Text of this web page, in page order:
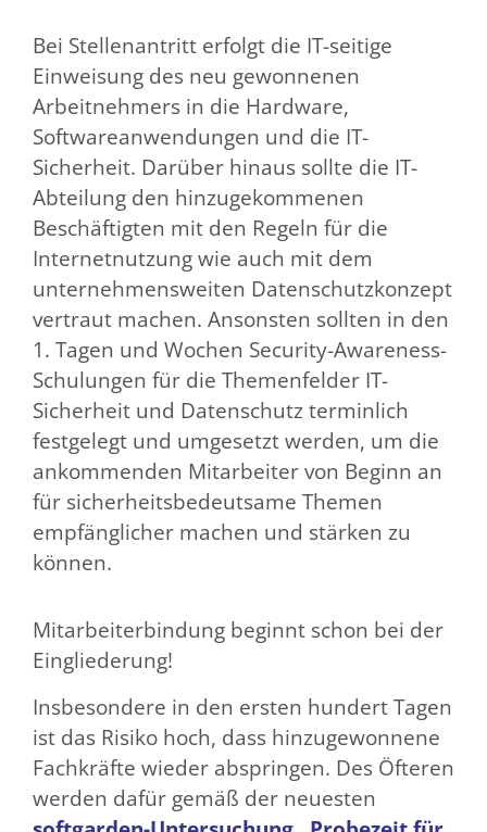
Bei Stellenantritt erfolgt die IT-seitige
Einweisung des neu gewonnenen
Arbeitnehmers in die Hardware,
Softwareanwendungen und die IT-
Sicherheit. Darüber hinaus sollte die IT-
Abteilung den hinzugekommenen
Beschäftigten mit den Regeln für die
Internetnutzung wie auch mit dem
unternehmensweiten Datenschutzkonzept
vertraut machen. Ansonsten sollten in den
1. Tagen und Wochen Security-Awareness-
Schulungen für die Themenfelder IT-
Sicherheit und Datenschutz terminlich
festgelegt und umgesetzt werden, um die
ankommenden Mitarbeiter von Beginn an
für sicherheitsbedeutsame Themen
empfänglicher machen und stärken zu
können.
Mitarbeiterbindung beginnt schon bei der
Eingliederung!
Insbesondere in den ersten hundert Tagen
ist das Risiko hoch, dass hinzugewonnene
Fachkräfte wieder abspringen. Des Öfteren
werden dafür gemäß der neuesten